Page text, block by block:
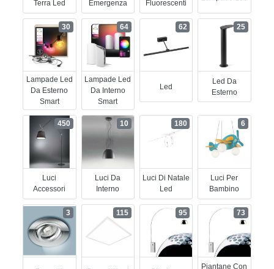
Terra Led
Emergenza
Fluorescenti
Lampade Led
Da Esterno
Smart
30
Lampade Led
Da Interno
Smart
64
Led
62
Led Da
Esterno
25
Luci
Accessori
450
Luci Da
Interno
10
Luci Di Natale
Led
180
Luci Per
Bambino
6
3 115 95
Piantane Con
73